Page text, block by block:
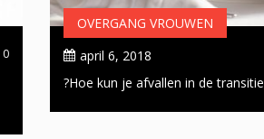
OVERGANG VROUWEN
april 6, 2018
Hoe kun je afvallen in de transitie?
0